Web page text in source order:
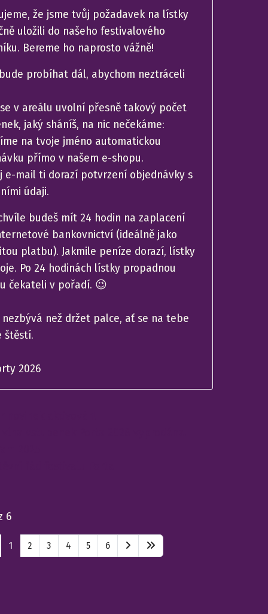
že jsme tvůj požadavek na lístky
uložili do našeho festivalového
Bereme ho naprosto vážně!
probíhat dál, abychom neztráceli
v areálu uvolní přesně takový počet
jaký sháníš, na nic nečekáme:
na tvoje jméno automatickou
přímo v našem e-shopu.
e-mail ti dorazí potvrzení objednávky s
údaji.
budeš mít 24 hodin na zaplacení
bankovnictví (ideálně jako
platbu). Jakmile peníze dorazí, lístky
Po 24 hodinách lístky propadnou
čekateli v pořadí. 😉
nezbývá než držet palce, ať se na tebe
štěstí.
2026
6
1 2 3 4 5 6